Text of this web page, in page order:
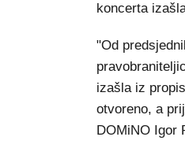
koncerta
"Od
izašla iz
otvoreno, a
DOMiNO Igor